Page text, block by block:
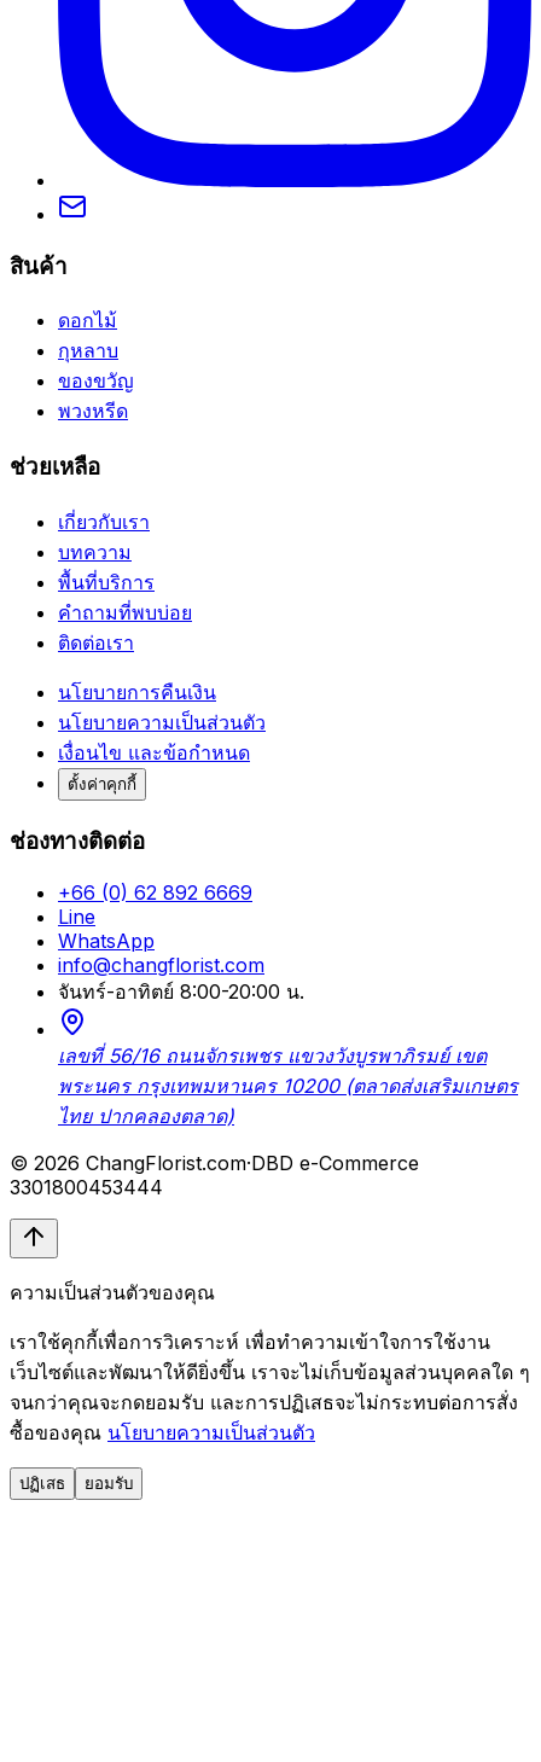
สินค้า
ดอกไม้
กุหลาบ
ของขวัญ
พวงหรีด
ช่วยเหลือ
เกี่ยวกับเรา
บทความ
พื้นที่บริการ
คำถามที่พบบ่อย
ติดต่อเรา
นโยบายการคืนเงิน
นโยบายความเป็นส่วนตัว
เงื่อนไข และข้อกำหนด
ตั้งค่าคุกกี้
ช่องทางติดต่อ
+66 (0) 62 892 6669
Line
WhatsApp
info@changflorist.com
จันทร์-อาทิตย์ 8:00-20:00 น.
เลขที่ 56/16 ถนนจักรเพชร แขวงวังบูรพาภิรมย์ เขต
พระนคร กรุงเทพมหานคร 10200 (ตลาดส่งเสริมเกษตร
ไทย ปากคลองตลาด)
© 2026 ChangFlorist.com·DBD e-Commerce
3301800453444
ความเป็นส่วนตัวของคุณ
เราใช้คุกกี้เพื่อการวิเคราะห์ เพื่อทำความเข้าใจการใช้งาน
เว็บไซต์และพัฒนาให้ดียิ่งขึ้น เราจะไม่เก็บข้อมูลส่วนบุคคลใด ๆ
จนกว่าคุณจะกดยอมรับ และการปฏิเสธจะไม่กระทบต่อการสั่ง
ซื้อของคุณ นโยบายความเป็นส่วนตัว
ปฏิเสธ ยอมรับ